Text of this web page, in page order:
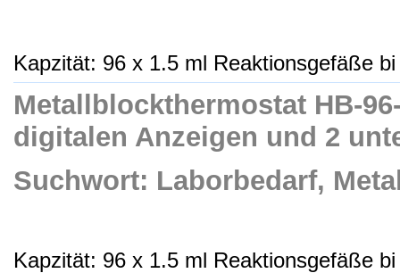
Kapzität: 96 x 1.5 ml Reaktionsgefäße
Metallblockthermostat HB-
digitalen Anzeigen und 2
Suchwort: Laborbedarf,
Kapzität: 96 x 1.5 ml Reaktionsgefäße